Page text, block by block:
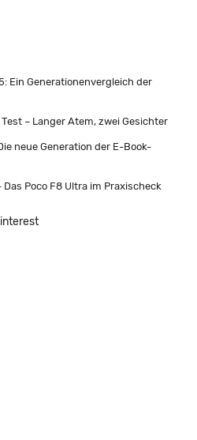
Ein Generationenvergleich der
– Langer Atem, zwei Gesichter
neue Generation der E-Book-
Poco F8 Ultra im Praxischeck